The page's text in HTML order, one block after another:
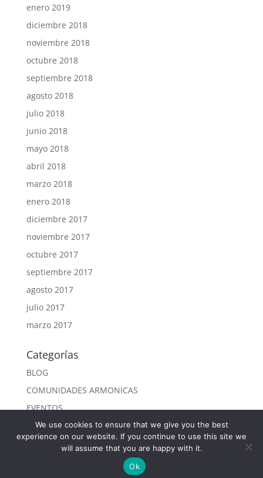
enero 2019
diciembre 2018
noviembre 2018
octubre 2018
septiembre 2018
agosto 2018
julio 2018
junio 2018
mayo 2018
abril 2018
marzo 2018
enero 2018
diciembre 2017
noviembre 2017
octubre 2017
septiembre 2017
agosto 2017
julio 2017
marzo 2017
Categorías
BLOG
COMUNIDADES ARMONICAS
EVENTOS
NOTICIAS
Uncategorized
We use cookies to ensure that we give you the best
experience on our website. If you continue to use this site we
will assume that you are happy with it.
Ok